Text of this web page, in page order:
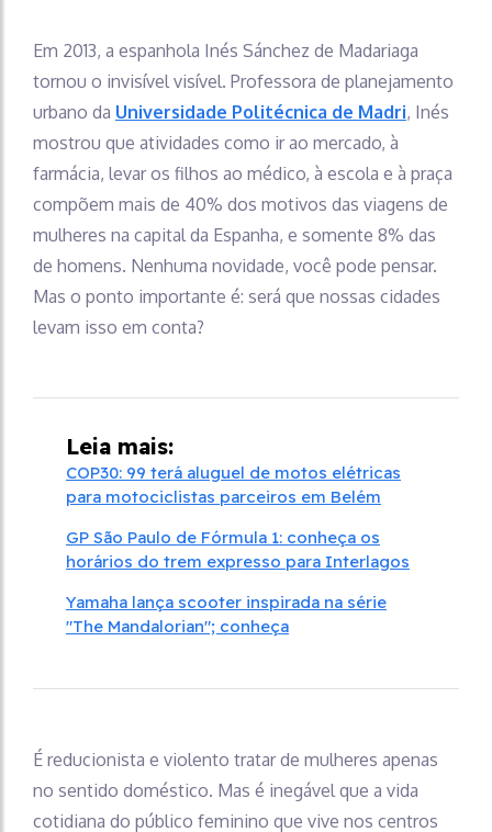
Em 2013, a espanhola Inés Sánchez de Madariaga
tornou o invisível visível. Professora de planejamento
urbano da Universidade Politécnica de Madri, Inés
mostrou que atividades como ir ao mercado, à
farmácia, levar os filhos ao médico, à escola e à praça
compõem mais de 40% dos motivos das viagens de
mulheres na capital da Espanha, e somente 8% das
de homens. Nenhuma novidade, você pode pensar.
Mas o ponto importante é: será que nossas cidades
levam isso em conta?
Leia mais:
COP30: 99 terá aluguel de motos elétricas
para motociclistas parceiros em Belém
GP São Paulo de Fórmula 1: conheça os
horários do trem expresso para Interlagos
Yamaha lança scooter inspirada na série
"The Mandalorian"; conheça
É reducionista e violento tratar de mulheres apenas
no sentido doméstico. Mas é inegável que a vida
cotidiana do público feminino que vive nos centros